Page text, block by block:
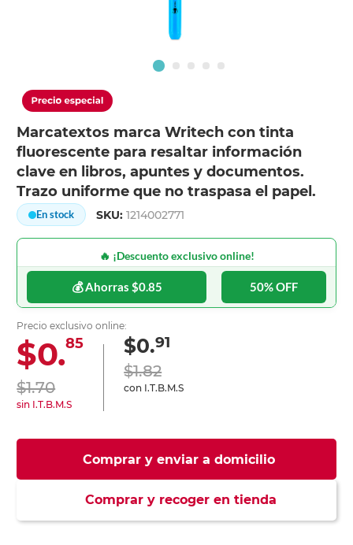
Marcatextos marca Writech con tinta
fluorescente para resaltar información
clave en libros, apuntes y documentos.
Trazo uniforme que no traspasa el papel.
En stock SKU:1214002771
🔥 ¡Descuento exclusivo online!
💰 Ahorras $0.85 50% OFF
Precio exclusivo online:
$0.85
$1.70
sin I.T.B.M.S
$0.91
$1.82
con I.T.B.M.S
Comprar y enviar a domicilio
Comprar y recoger en tienda